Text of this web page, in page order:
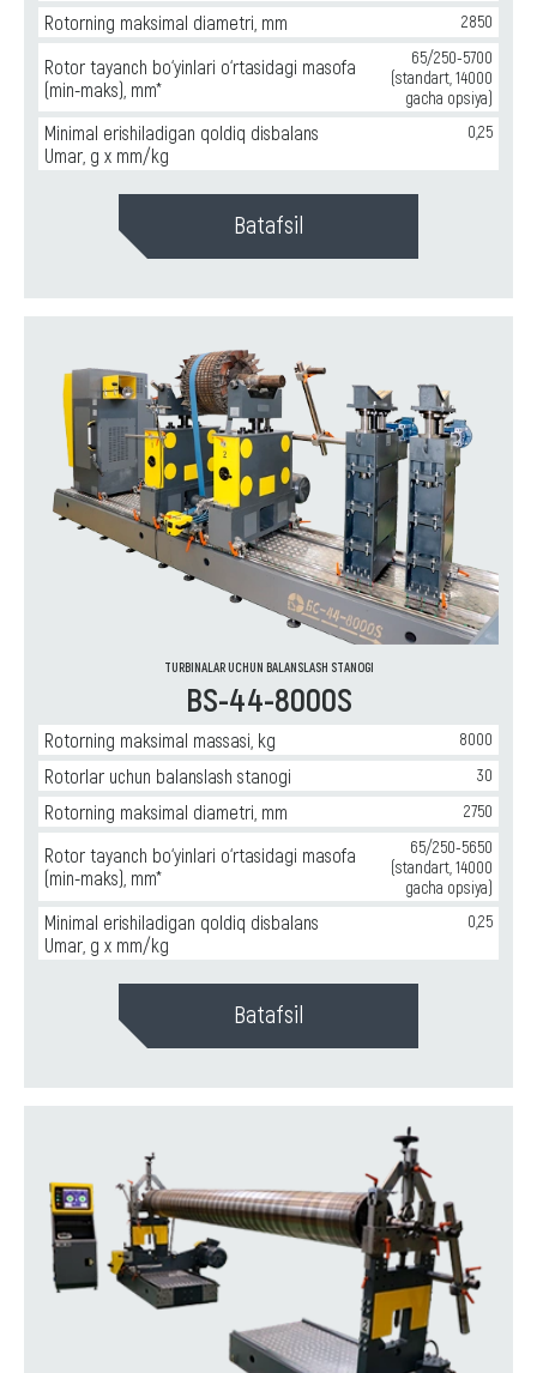
Rotorning maksimal diametri, mm 2850
Rotor tayanch bo‘yinlari o‘rtasidagi masofa
(min-maks), mm*
65/250-5700
(standart, 14000
gacha opsiya)
Minimal erishiladigan qoldiq disbalans
Umar, g x mm/kg
0,25
Batafsil
TURBINALAR UCHUN BALANSLASH STANOGI
BS-44-8000S
Rotorning maksimal massasi, kg 8000
Rotorlar uchun balanslash stanogi 30
Rotorning maksimal diametri, mm 2750
Rotor tayanch bo‘yinlari o‘rtasidagi masofa
(min-maks), mm*
65/250-5650
(standart, 14000
gacha opsiya)
Minimal erishiladigan qoldiq disbalans
Umar, g x mm/kg
0,25
Batafsil